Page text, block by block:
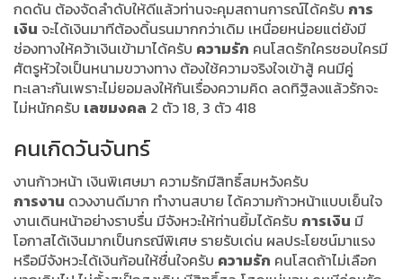
กดดัน ต้องจัดลำดับให้ดีแล้วท่านจะคุมสถานการณ์ได้ครับ การ
เงิน จะได้เงินมาทีต้องดิ้นรนมากกว่าเดิม เหนื่อยหน่อยแต่ยังมี
ช่องทางให้คว้าเงินเข้ามาได้ครับ ความรัก คนโสดรักใครชอบใครมี
ศัตรูหัวใจเป็นหนามขวางทาง ต้องใช้ความจริงใจเข้าสู้ คนมีคู่
ทะเลาะกันเพราะไม่ยอมลงให้กันเรื่องความคิด ลดทิฐิลงแล้วรักจะ
ไม่หนักครับ เลขมงคล 2 ตัว 18, 3 ตัว 418
คนเกิดวันจันทร์
งานก้าวหน้า เงินพิเศษมา ความรักมีสิทธิ์สมหวังครับ
การงาน ดวงงานดีมาก ทำงานสบาย ได้ความก้าวหน้าแบบเย็นใจ
งานเดินหน้าอย่างราบรื่น มีจังหวะให้ท่านยิ้มได้ครับ การเงิน มี
โอกาสได้เงินมากเป็นกรณีพิเศษ รายรับเด่น ผลประโยชน์มาแรง
หรือมีจังหวะได้เงินก้อนให้ชื่นใจครับ ความรัก คนโสดถ้าไม่เลือก